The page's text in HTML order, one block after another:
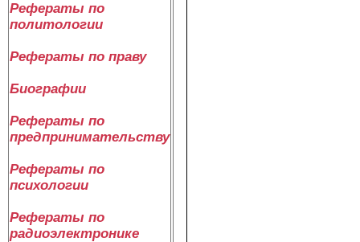
Рефераты по
политологии
Рефераты по праву
Биографии
Рефераты по
предпринимательству
Рефераты по
психологии
Рефераты по
радиоэлектронике